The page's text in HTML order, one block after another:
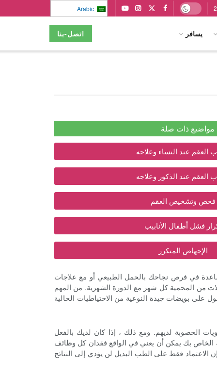
يسافر اتصل-بنا
مواضيع ذات صلة
العقم عند النساء وعلاجه
العقم عند الذكور وعلاجه
فحص وتشخيص العقم
فشل أطفال الأنابيب
الإجهاض المتكرر
في فرص نجاحك بالحمل الطبيعي أو مع علاجات
من المحمية كل شهر مع الدورة الشهرية. من المهم
على بويضات جيدة النوعية من الاحتياطيات الحالية
الخصوبة لديهم. ومع ذلك ، إذا كان لديك بالفعل
الخاص بك يمكن أن يعني في الواقع فقدان كل وظائف
الاعتماد فقط على الطب البديل لن يؤدي إلى النتائج